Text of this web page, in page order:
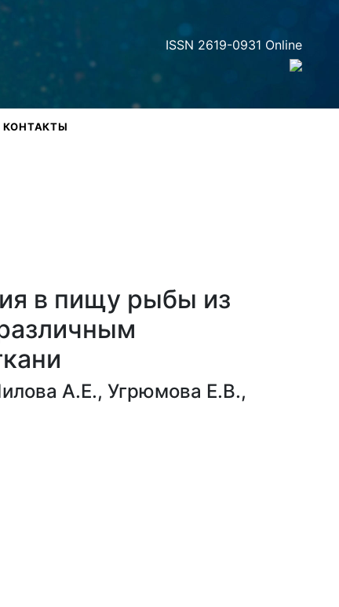
ISSN 2619-0931 Online
КОНТАКТЫ
в пищу рыбы из
А.Е., Угрюмова Е.В.,